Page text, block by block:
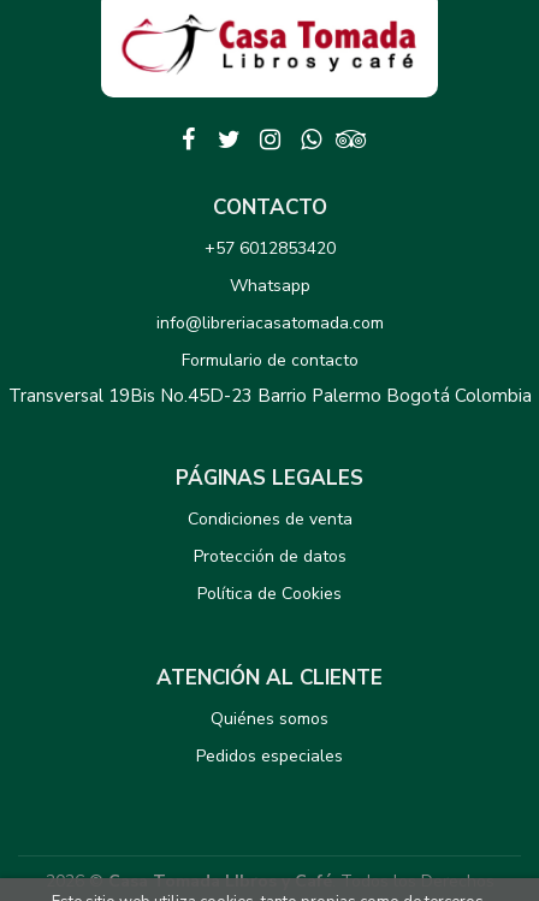
CONTACTO
+57 6012853420
Whatsapp
info@libreriacasatomada.com
Formulario de contacto
Transversal 19Bis No.45D-23 Barrio Palermo Bogotá Colombia
PÁGINAS LEGALES
Condiciones de venta
Protección de datos
Política de Cookies
ATENCIÓN AL CLIENTE
Quiénes somos
Pedidos especiales
2026 ©Casa Tomada LIbros y Café. Todos los Derechos